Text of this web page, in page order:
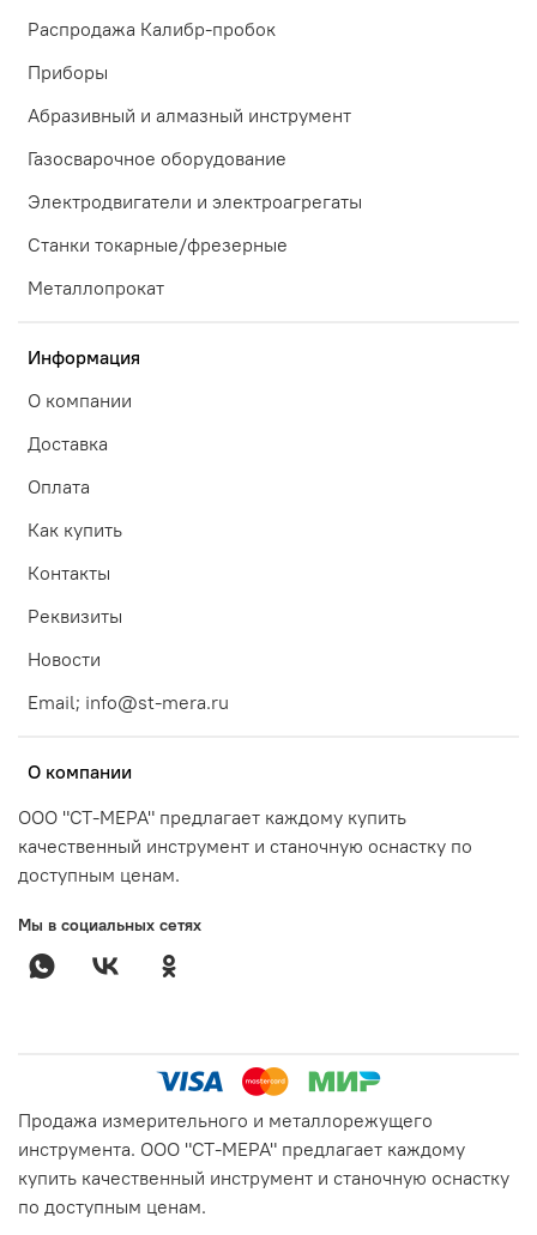
Распродажа Калибр-пробок
Приборы
Абразивный и алмазный инструмент
Газосварочное оборудование
Электродвигатели и электроагрегаты
Станки токарные/фрезерные
Металлопрокат
Информация
О компании
Доставка
Оплата
Как купить
Контакты
Реквизиты
Новости
Email; info@st-mera.ru
О компании
ООО "СТ-МЕРА" предлагает каждому купить
качественный инструмент и станочную оснастку по
доступным ценам.
Мы в социальных сетях
Продажа измерительного и металлорежущего
инструмента. ООО "СТ-МЕРА" предлагает каждому
купить качественный инструмент и станочную оснастку
по доступным ценам.